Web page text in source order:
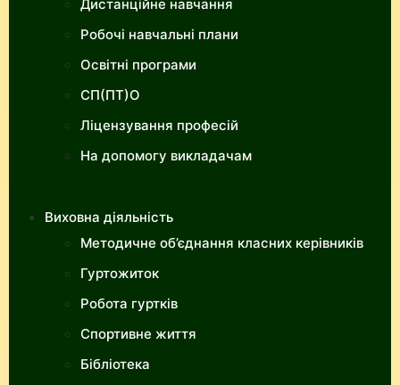
Дистанційне навчання
Робочі навчальні плани
Освітні програми
СП(ПТ)О
Ліцензування професій
На допомогу викладачам
Виховна діяльність
Методичне об’єднання класних керівників
Гуртожиток
Робота гуртків
Спортивне життя
Бібліотека